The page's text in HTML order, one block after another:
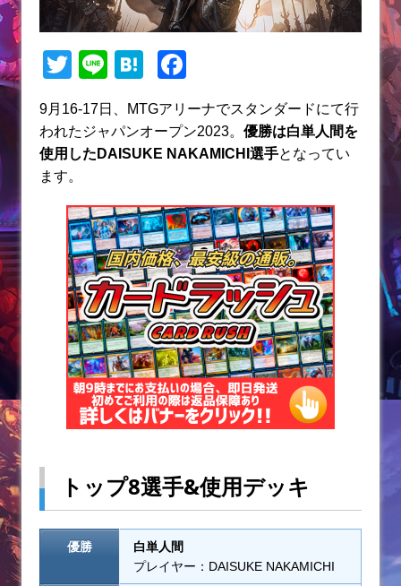
T
itt
er
Li
e
H
e
n
c
e
o
o
k
9月16-17日、MTGアリーナでスタンダードにて行
われたジャパンオープン2023。 優勝は白単人間を
使用したDAISUKE NAKAMICHI選手となってい
ます。
トップ8選手&使用デッキ
優勝
白単人間
プレイヤー：DAISUKE NAKAMICHI